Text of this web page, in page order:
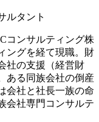
ルタント
コンサルティング株
ングを経て現職。財
社の支援（経営財
ある同族会社の倒産
会社と社長一族の命
会社専門コンサルテ